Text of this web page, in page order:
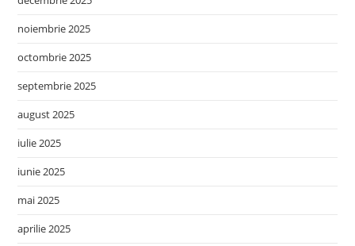
noiembrie 2025
octombrie 2025
septembrie 2025
august 2025
iulie 2025
iunie 2025
mai 2025
aprilie 2025